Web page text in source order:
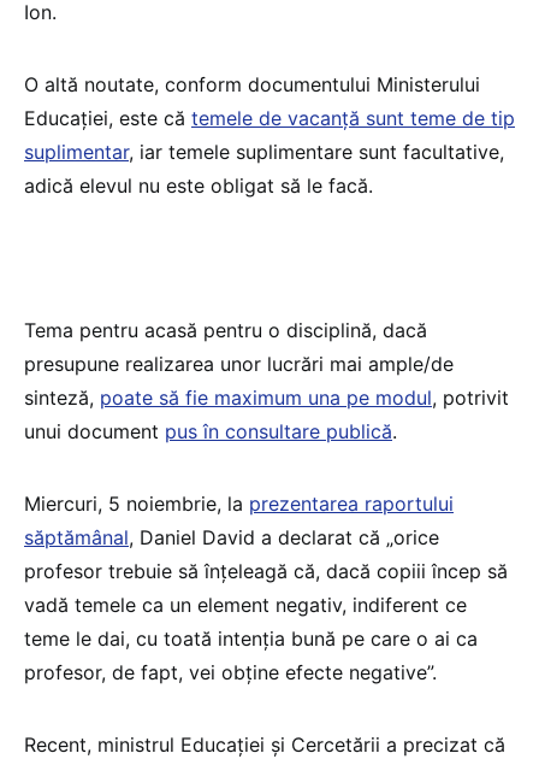
Ion.
O altă noutate, conform documentului Ministerului
Educației, este că temele de vacanță sunt teme de tip
suplimentar, iar temele suplimentare sunt facultative,
adică elevul nu este obligat să le facă.
Tema pentru acasă pentru o disciplină, dacă
presupune realizarea unor lucrări mai ample/de
sinteză, poate să fie maximum una pe modul, potrivit
unui document pus în consultare publică.
Miercuri, 5 noiembrie, la prezentarea raportului
săptămânal, Daniel David a declarat că „orice
profesor trebuie să înțeleagă că, dacă copiii încep să
vadă temele ca un element negativ, indiferent ce
teme le dai, cu toată intenția bună pe care o ai ca
profesor, de fapt, vei obține efecte negative”.
Recent, ministrul Educației și Cercetării a precizat că